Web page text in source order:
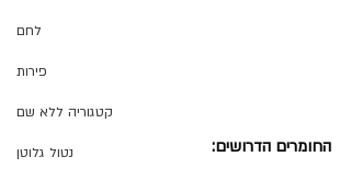
לחם
פירות
קטגוריה ללא שם
נטול גלוטן החומרים הדרושים: